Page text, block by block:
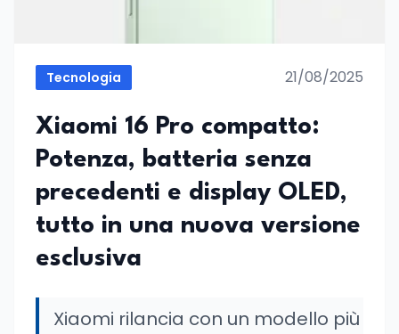
Tecnologia 21/08/2025
Xiaomi 16 Pro compatto:
Potenza, batteria senza
precedenti e display OLED,
tutto in una nuova versione
esclusiva
Xiaomi rilancia con un modello più